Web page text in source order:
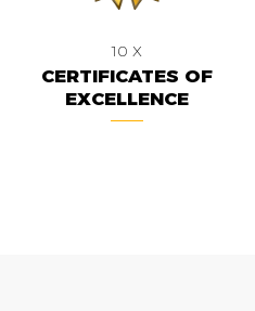
10 X
CERTIFICATES OF
EXCELLENCE